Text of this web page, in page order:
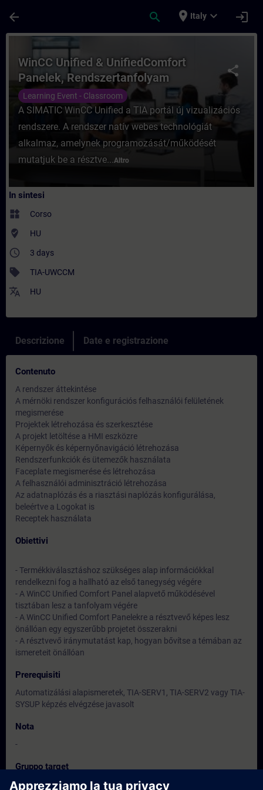
arrow_back search place Italy expand_more login
Corso - WinCC Unified &
share
WinCC Unified & UnifiedComfort
Panelek, Rendszertanfolyam
Learning Event - Classroom
A SIMATIC WinCC Unified a TIA portál új vizualizációs
rendszere. A rendszer natív webes technológiát
alkalmaz, amelynek programozását/működését
mutatjuk be a résztve...Altro
In sintesi
widgets Corso
where_to_vote HU
access_time 3 days
sell TIA-UWCCM
translate HU
Descrizione Date e registrazione
Contenuto
A rendszer áttekintése
A mérnöki rendszer konfigurációs felhasználói felületének
megismerése
Projektek létrehozása és szerkesztése
A projekt letöltése a HMI eszközre
Képernyők és képernyőnavigáció létrehozása
Rendszerfunkciók és ütemezők használata
Faceplate megismerése és létrehozása
A felhasználói adminisztráció létrehozása
Az adatnaplózás és a riasztási naplózás konfigurálása,
beleértve a Logokat is
Receptek használata
Obiettivi
- Termékkiválasztáshoz szükséges alap információkkal
rendelkezni fog a hallható az első tanegység végére
- A WinCC Unified Comfort Panel alapvető működésével
tisztában lesz a tanfolyam végére
- A WinCC Unified Comfort Panelekre a résztvevő képes lesz
önállóan egy egyszerűbb projetet összerakni
- A résztvevő iránymutatást kap, hogyan bővítse a témában az
ismereteit önállóan
Prerequisiti
Automatizálási alapismeretek, TIA-SERV1, TIA-SERV2 vagy TIA-
SYSUP képzés elvégzése javasolt
Nota
-
Gruppo target
Programozók, beüzemelő mérnökök, tervező mérnökök,